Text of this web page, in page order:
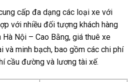
cấp đa dạng các loại xe với
với nhiều đối tượng khách hàng
Nội – Cao Bằng, giá thuê xe
và minh bạch, bao gồm các chi phí
cầu đường và lương tài xế.